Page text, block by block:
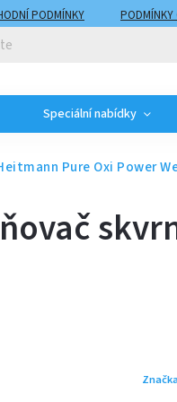
PODMÍNKY
PODMÍNKY
Speciální nabídky
Pure Oxi Power